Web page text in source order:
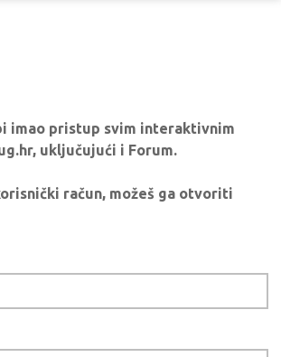
imao pristup svim interaktivnim
uključujući i Forum.
račun, možeš ga otvoriti